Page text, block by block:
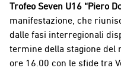
Trofeo Seven U16 “Piero
manifestazione, che
dalle fasi interregionali
termine della stagione del
ore 16.00 con le sfide tra